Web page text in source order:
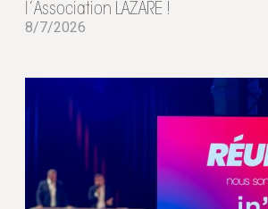
l’Association LAZARE !
8/7/2026